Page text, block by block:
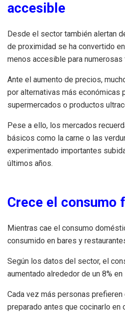
accesible
Desde el sector también alertan
de proximidad se ha convertido
menos accesible para numerosas
Ante el aumento de precios,
por alternativas más económicas
supermercados o productos
Pese a ello, los mercados
básicos como la carne o las
experimentado importantes
últimos años.
Crece el consumo
Mientras cae el consumo
consumido en bares y
Según los datos del sector, el
aumentado alrededor de un 8%
Cada vez más personas
preparado antes que cocinarlo en